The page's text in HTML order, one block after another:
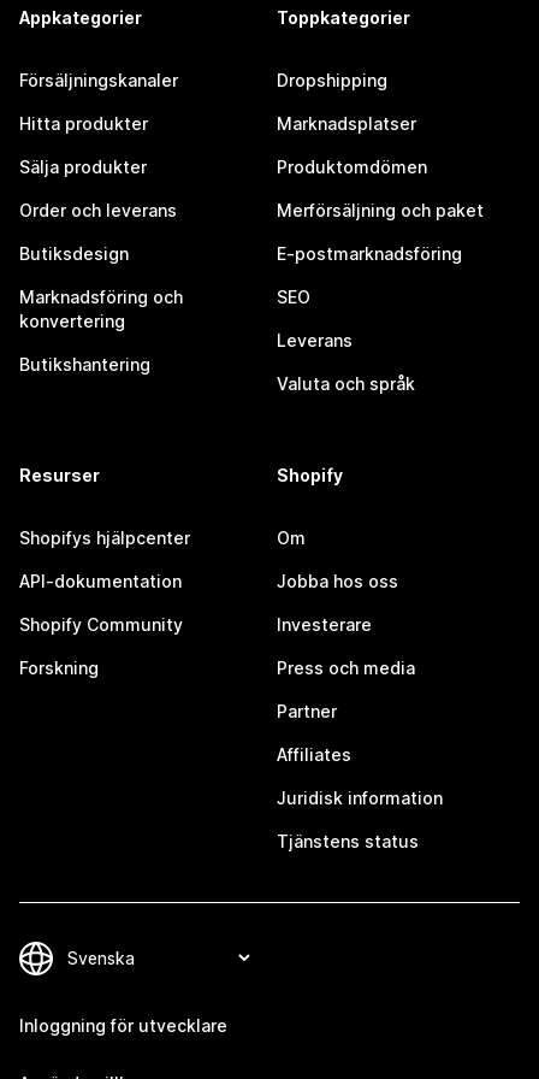
Appkategorier
Försäljningskanaler
Hitta produkter
Sälja produkter
Order och leverans
Butiksdesign
Marknadsföring och
konvertering
Butikshantering
Toppkategorier
Dropshipping
Marknadsplatser
Produktomdömen
Merförsäljning och paket
E-postmarknadsföring
SEO
Leverans
Valuta och språk
Resurser
Shopifys hjälpcenter
API-dokumentation
Shopify Community
Forskning
Shopify
Om
Jobba hos oss
Investerare
Press och media
Partner
Affiliates
Juridisk information
Tjänstens status
Inloggning för utvecklare